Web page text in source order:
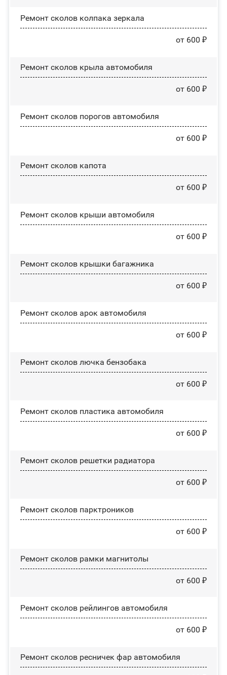
Ремонт сколов колпака зеркала
от 600 ₽
Ремонт сколов крыла автомобиля
от 600 ₽
Ремонт сколов порогов автомобиля
от 600 ₽
Ремонт сколов капота
от 600 ₽
Ремонт сколов крыши автомобиля
от 600 ₽
Ремонт сколов крышки багажника
от 600 ₽
Ремонт сколов арок автомобиля
от 600 ₽
Ремонт сколов лючка бензобака
от 600 ₽
Ремонт сколов пластика автомобиля
от 600 ₽
Ремонт сколов решетки радиатора
от 600 ₽
Ремонт сколов парктроников
от 600 ₽
Ремонт сколов рамки магнитолы
от 600 ₽
Ремонт сколов рейлингов автомобиля
от 600 ₽
Ремонт сколов ресничек фар автомобиля